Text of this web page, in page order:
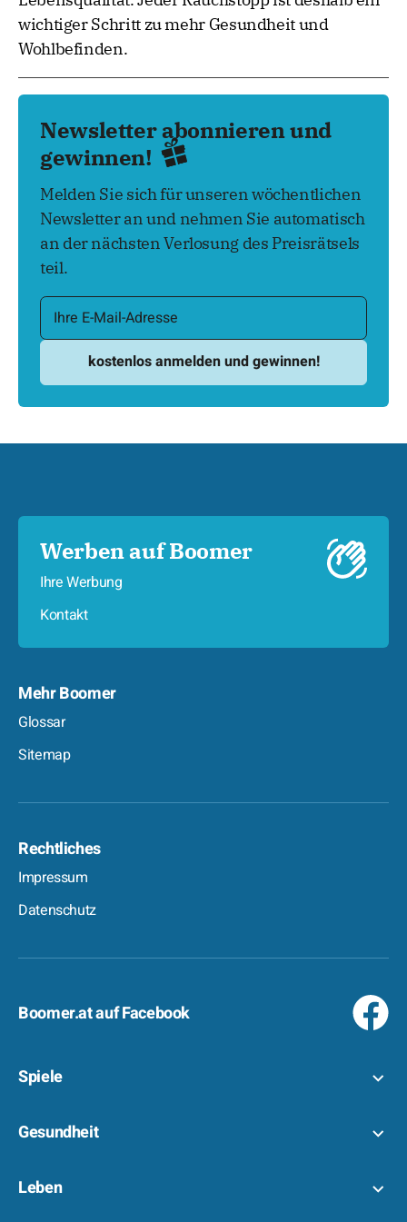
wichtiger Schritt zu mehr Gesundheit und
Wohlbefinden.
Newsletter abonnieren und
gewinnen!
Melden Sie sich für unseren wöchentlichen
Newsletter an und nehmen Sie automatisch
an der nächsten Verlosung des Preisrätsels
teil.
Werben auf Boomer
Ihre Werbung
Kontakt
Mehr Boomer
Glossar
Sitemap
Rechtliches
Impressum
Datenschutz
Boomer.at auf Facebook
Spiele
Gesundheit
Leben